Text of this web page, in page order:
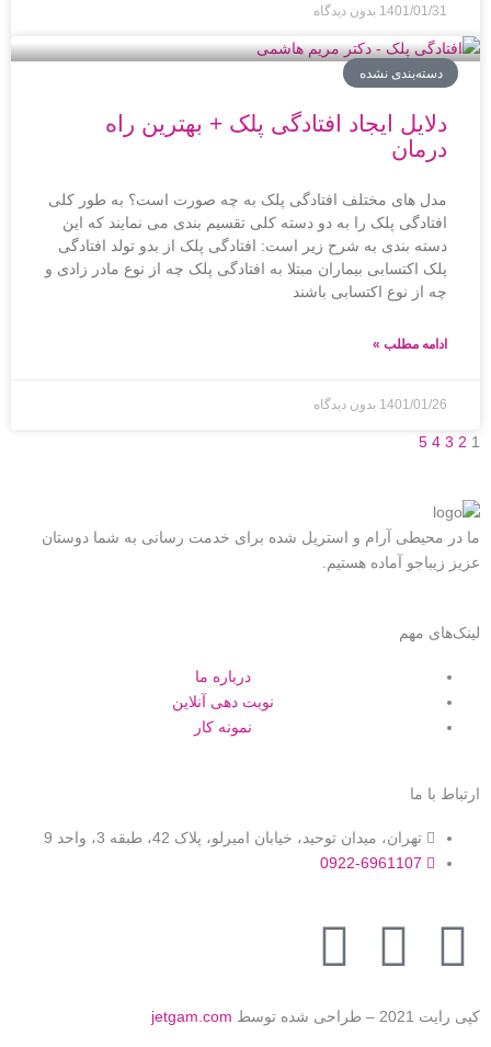
1401/01/31 بدون دیدگاه
دسته‌بندی نشده
دلایل ایجاد افتادگی پلک + بهترین راه
درمان
مدل های مختلف افتادگی پلک به چه صورت است؟ به طور کلی
افتادگی پلک را به دو دسته کلی تقسیم بندی می نمایند که این
دسته بندی به شرح زیر است: افتادگی پلک از بدو تولد افتادگی
پلک اکتسابی بیماران مبتلا به افتادگی پلک چه از نوع مادر زادی و
چه از نوع اکتسابی باشند
ادامه مطلب »
1401/01/26 بدون دیدگاه
1
2
3
4
5
ما در محیطی آرام و استریل شده برای خدمت رسانی به شما دوستان
عزیز زیباجو آماده هستیم.
لینک‌های مهم
درباره ما
نوبت دهی آنلاین
نمونه کار
ارتباط با ما
تهران، میدان توحید، خیابان امیرلو، پلاک 42، طبقه 3، واحد 9
0922-6961107
I
n
I
n
W
h
کپی رایت 2021 – طراحی شده توسط jetgam.com